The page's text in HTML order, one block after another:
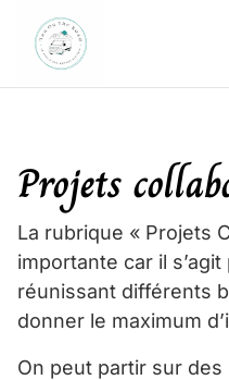
Skip to content
Projets
La rubrique « Projets
importante car il
réunissant différents
donner le maximum
On peut partir sur